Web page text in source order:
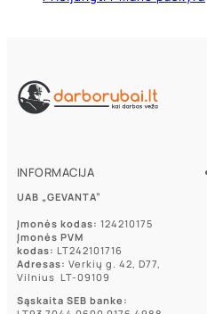
INFORMACIJA
UAB „GEVANTA”
Įmonės kodas: 124210175
Įmonės PVM
kodas: LT242101716
Adresas: Verkių g. 42, D77,
Vilnius LT-09109
Sąskaita SEB banke: